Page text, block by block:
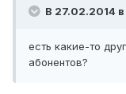
В 27.02.2014
есть какие-то
абонентов?